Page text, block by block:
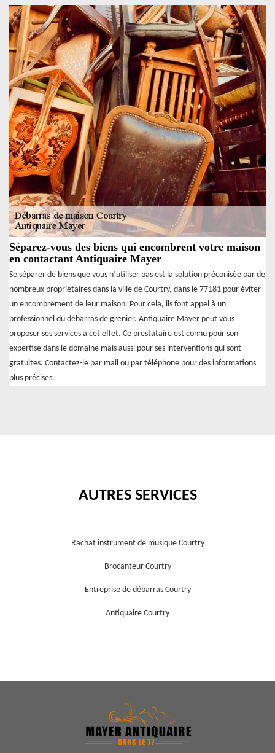
Séparez-vous des biens qui encombrent votre maison
en contactant Antiquaire Mayer
Se séparer de biens que vous n’utiliser pas est la solution préconisée par de
nombreux propriétaires dans la ville de Courtry, dans le 77181 pour éviter
un encombrement de leur maison. Pour cela, ils font appel à un
professionnel du débarras de grenier. Antiquaire Mayer peut vous
proposer ses services à cet effet. Ce prestataire est connu pour son
expertise dans le domaine mais aussi pour ses interventions qui sont
gratuites. Contactez-le par mail ou par téléphone pour des informations
plus précises.
AUTRES SERVICES
Rachat instrument de musique Courtry
Brocanteur Courtry
Entreprise de débarras Courtry
Antiquaire Courtry